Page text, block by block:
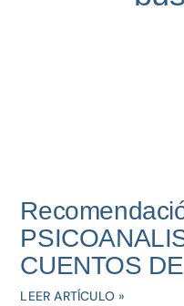
CUENTOS
LEER ARTÍCULO »